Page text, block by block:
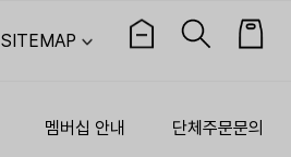
SITEMAP
멤버십 안내 단체주문문의